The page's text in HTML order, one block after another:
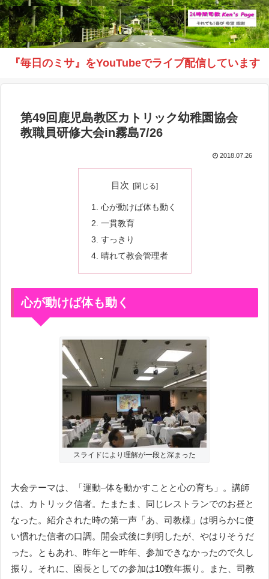
『毎日のミサ』をYouTubeでライブ配信しています
第49回鹿児島教区カトリック幼稚園協会
教職員研修大会in霧島7/26
2018.07.26
目次
心が動けば体も動く
一貫教育
すっきり
晴れて教会管理者
心が動けば体も動く
スライドにより理解が一段と深まった
大会テーマは、「運動–体を動かすことと心の育ち」。講師
は、カトリック信者。たまたま、同じレストランでのお昼と
なった。紹介された時の第一声「あ、司教様」は明らかに使
い慣れた信者の口調。開会式後に判明したが、やはりそうだ
った。ともあれ、昨年と一昨年、参加できなかったので久し
振り。それに、園長としての参加は10数年振り。また、司教